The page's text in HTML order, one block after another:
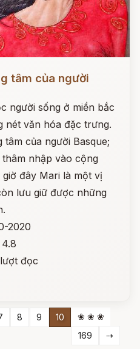
tâm của người
người sống ở miền bắc
nét văn hóa đặc trưng.
của người Basque;
nhập vào cộng
đây Mari là một vị
lưu giữ được những
2020
4.8
đọc
8 9 10
❀ ❀ ❀
169
⇢